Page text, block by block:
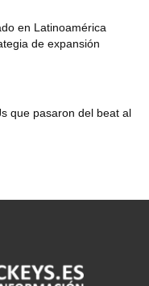
en Latinoamérica
de expansión
que pasaron del beat al